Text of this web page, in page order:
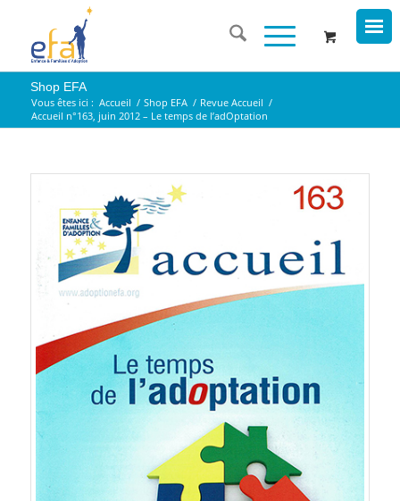
Shop EFA
Vous êtes ici : Accueil / Shop EFA / Revue Accueil /
Accueil n°163, juin 2012 – Le temps de l’adOptation